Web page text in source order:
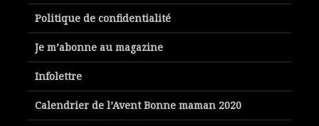
Politique de confidentialité
Je m’abonne au magazine
Infolettre
Calendrier de l’Avent Bonne maman 2020